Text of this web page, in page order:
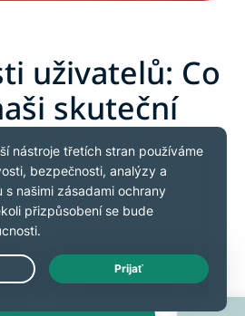
uživatelů: Co
skuteční
našich spokojených zákazníků s
ExpressVPN
Live Chat